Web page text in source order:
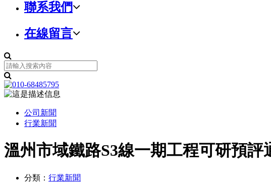
聯系我們
在線留言
公司新聞
行業新聞
溫州市域鐵路S3線一期工程可研預評
分類： 行業新聞